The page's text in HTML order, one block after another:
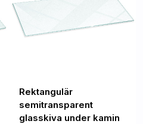
Rektangulär
semitransparent
glasskiva under kamin